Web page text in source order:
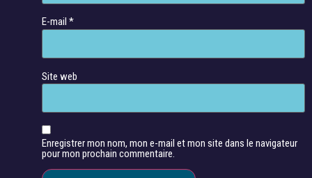
E-mail *
Site web
Enregistrer mon nom, mon e-mail et mon site dans le navigateur
pour mon prochain commentaire.